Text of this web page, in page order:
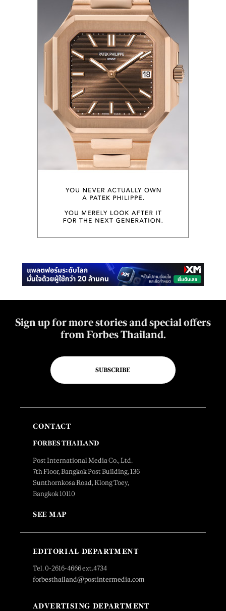
Sign up for more stories and special offers
from Forbes Thailand.
SUBSCRIBE
CONTACT
FORBES THAILAND
Post International Media Co., Ltd.
7th Floor, Bangkok Post Building, 136
Sunthornkosa Road, Klong Toey,
Bangkok 10110
SEE MAP
EDITORIAL DEPARTMENT
Tel. 0-2616-4666 ext.4734
forbesthailand@postintermedia.com
ADVERTISING DEPARTMENT